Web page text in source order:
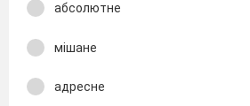
абсолютне
мішане
адресне